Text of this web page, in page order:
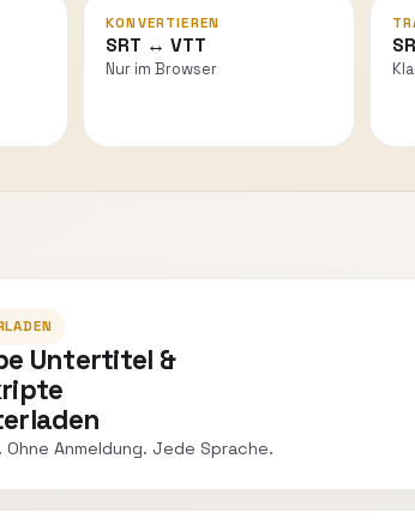
KONVERTIEREN
SRT ↔ VTT
Nur im Browser
Untertitel &
Anmeldung. Jede Sprache.